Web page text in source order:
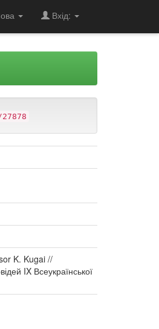
Вхід:
K. Kugai //
IX Всеукраїнської